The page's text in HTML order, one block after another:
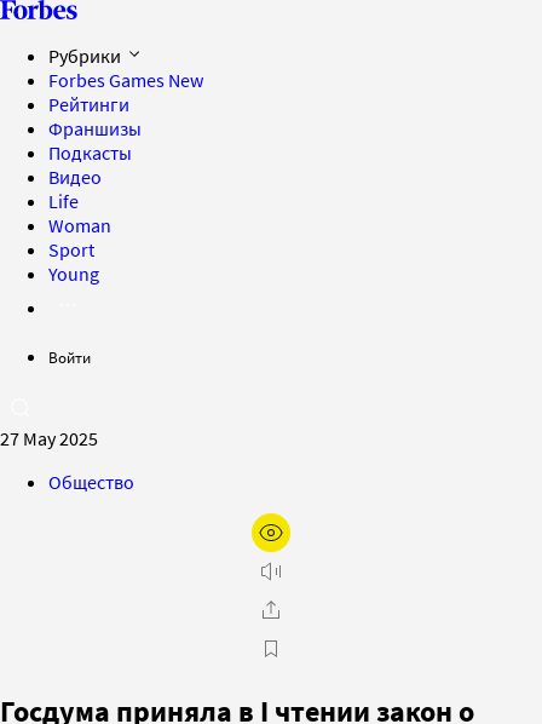
Рубрики
Forbes Games New
Рейтинги
Франшизы
Подкасты
Видео
Life
Woman
Sport
Young
Войти
27 May 2025
Общество
Госдума приняла в I чтении закон о